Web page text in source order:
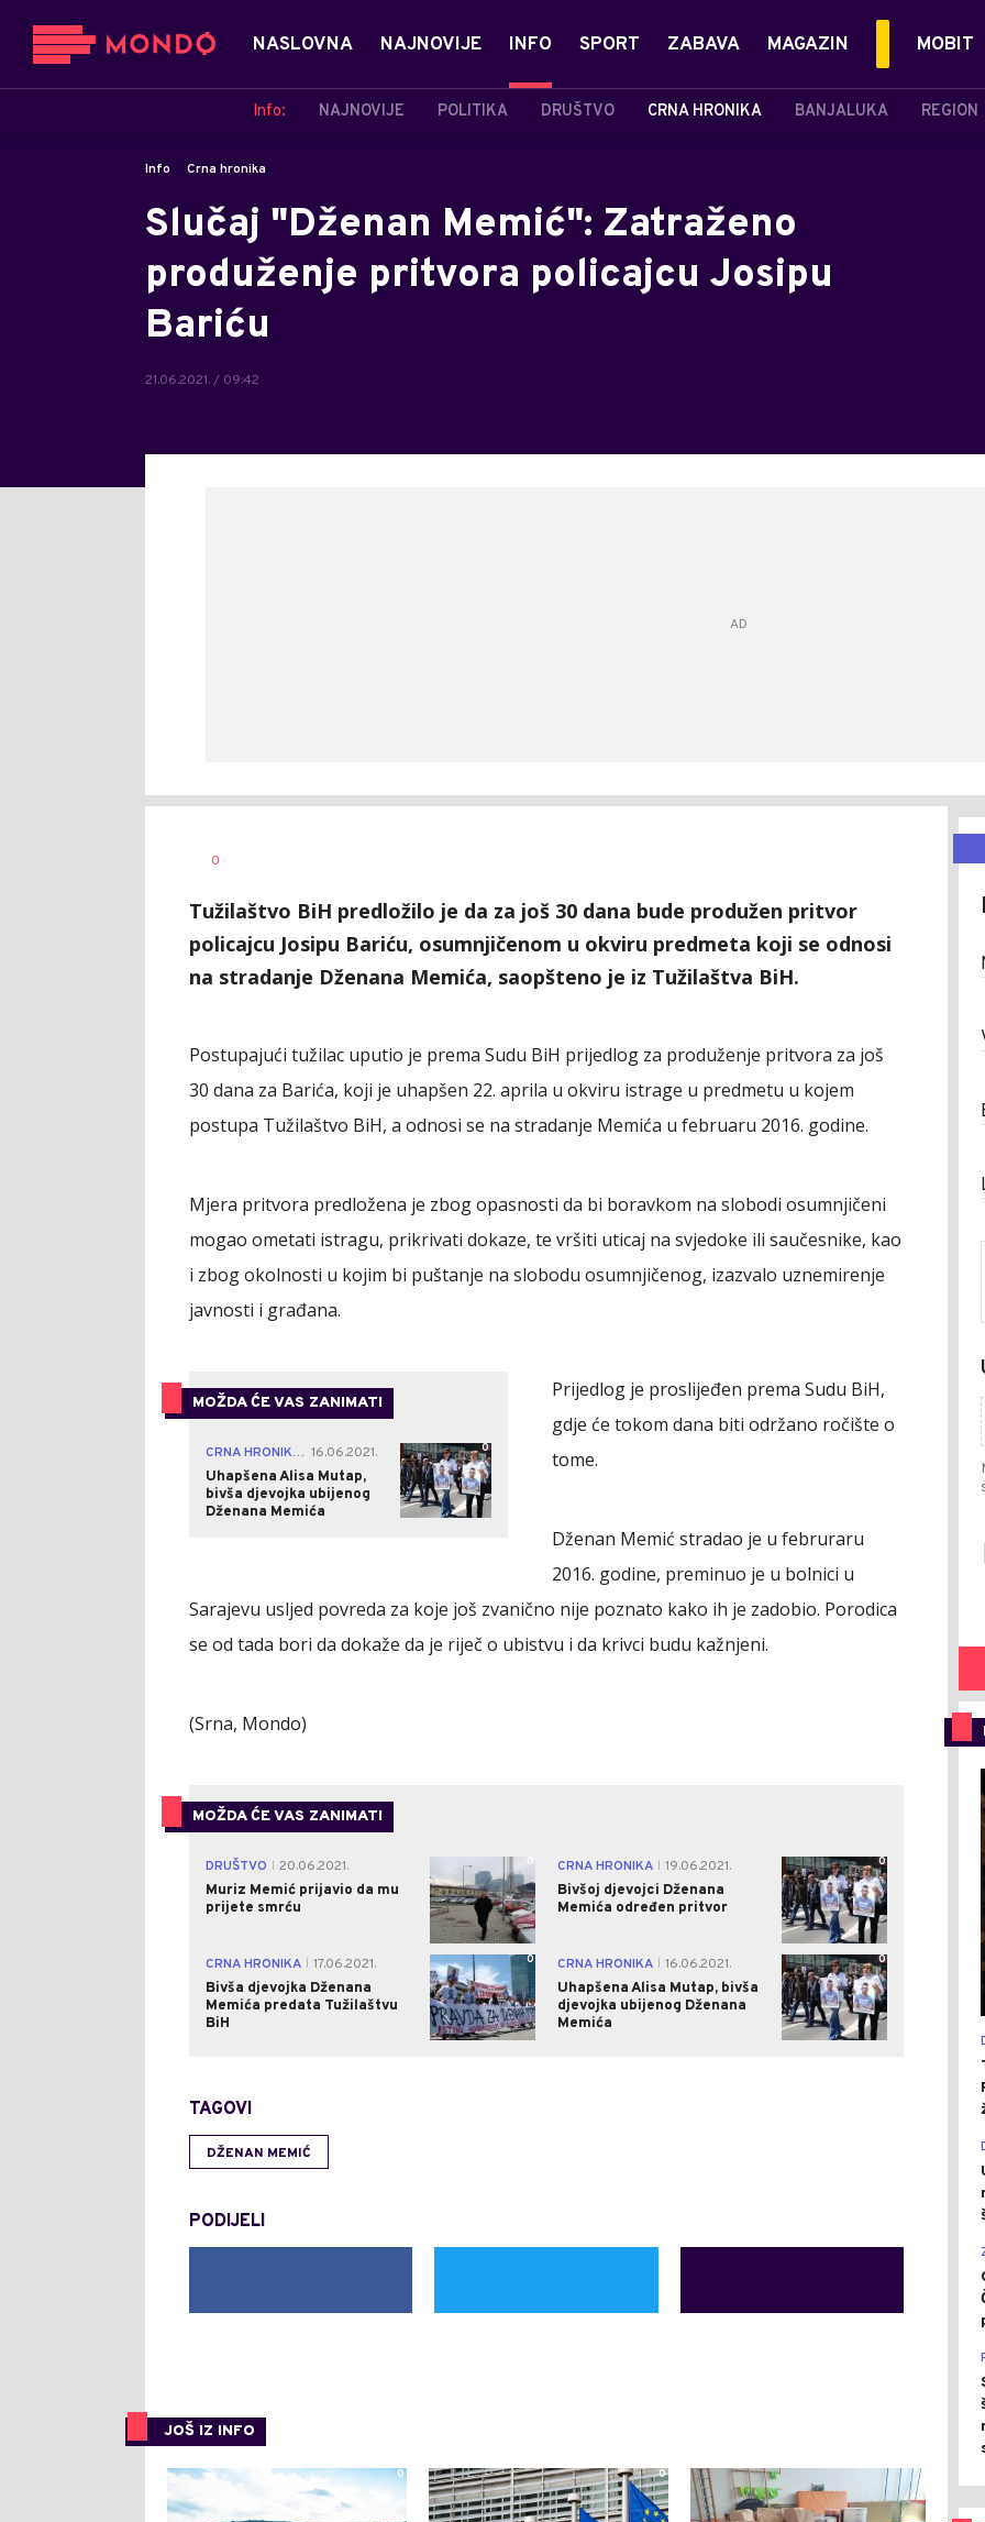
NASLOVNA NAJNOVIJE INFO
Info: NAJNOVIJE POLITIKA DRUŠTVO CRNA HRONIKA BANJALUKA REGION
SPORT ZABAVA MAGAZIN MOBIT
Info Crna hronika
Slučaj "Dženan Memić": Zatraženo
produženje pritvora policajcu Josipu
Bariću
21.06.2021. / 09:42
AUTOR
0
Tužilaštvo BiH predložilo je da za još 30 dana bude produžen pritvor
policajcu Josipu Bariću, osumnjičenom u okviru predmeta koji se odnosi
na stradanje Dženana Memića, saopšteno je iz Tužilaštva BiH.
Postupajući tužilac uputio je prema Sudu BiH prijedlog za produženje pritvora za još
30 dana za Barića, koji je uhapšen 22. aprila u okviru istrage u predmetu u kojem
postupa Tužilaštvo BiH, a odnosi se na stradanje Memića u februaru 2016. godine.
Mjera pritvora predložena je zbog opasnosti da bi boravkom na slobodi osumnjičeni
mogao ometati istragu, prikrivati dokaze, te vršiti uticaj na svjedoke ili saučesnike, kao
i zbog okolnosti u kojim bi puštanje na slobodu osumnjičenog, izazvalo uznemirenje
javnosti i građana.
MOŽDA ĆE VAS ZANIMATI
CRNA HRONIKA 16.06.2021.
Uhapšena Alisa Mutap,
bivša djevojka ubijenog
Dženana Memića
0
Prijedlog je proslijeđen prema Sudu BiH,
gdje će tokom dana biti održano ročište o
tome.
Dženan Memić stradao je u februraru
2016. godine, preminuo je u bolnici u
Sarajevu usljed povreda za koje još zvanično nije poznato kako ih je zadobio. Porodica
se od tada bori da dokaže da je riječ o ubistvu i da krivci budu kažnjeni.
(Srna, Mondo)
MOŽDA ĆE VAS ZANIMATI
DRUŠTVO
20.06.2021.
Muriz Memić prijavio da mu
prijete smrću
0 CRNA HRONIKA
19.06.2021.
Bivšoj djevojci Dženana
Memića određen pritvor
0
CRNA HRONIKA
17.06.2021.
Bivša djevojka Dženana
Memića predata Tužilaštvu
BiH
0 CRNA HRONIKA
16.06.2021.
Uhapšena Alisa Mutap, bivša
djevojka ubijenog Dženana
Memića
0
TAGOVI
DŽENAN MEMIĆ
PODIJELI
JOŠ IZ INFO
0 0 0